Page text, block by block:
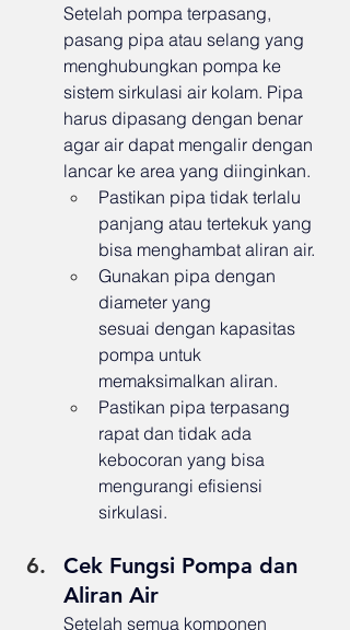
Setelah pompa terpasang,
pasang pipa atau selang yang
menghubungkan pompa ke
sistem sirkulasi air kolam. Pipa
harus dipasang dengan benar
agar air dapat mengalir dengan
lancar ke area yang diinginkan.
Pastikan pipa tidak terlalu
panjang atau tertekuk yang
bisa menghambat aliran air.
Gunakan pipa dengan
diameter yang
sesuai dengan kapasitas
pompa untuk
memaksimalkan aliran.
Pastikan pipa terpasang
rapat dan tidak ada
kebocoran yang bisa
mengurangi efisiensi
sirkulasi.
Cek Fungsi Pompa dan
Aliran Air
Setelah semua komponen